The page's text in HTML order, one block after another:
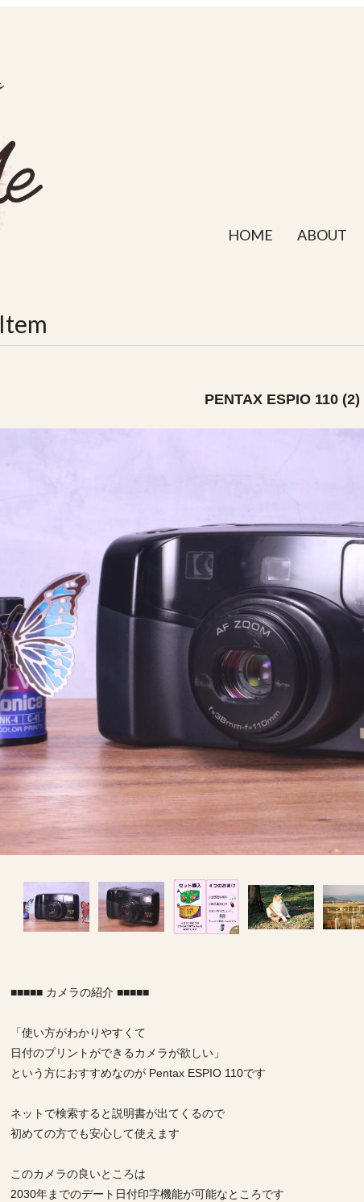
HOME ABOUT
Item
PENTAX ESPIO 110 (2)
■■■■■ カメラの紹介 ■■■■■
「使い方がわかりやすくて
日付のプリントができるカメラが欲しい」
という方におすすめなのが Pentax ESPIO 110です
ネットで検索すると説明書が出てくるので
初めての方でも安心して使えます
このカメラの良いところは
2030年までのデート日付印字機能が可能なところです